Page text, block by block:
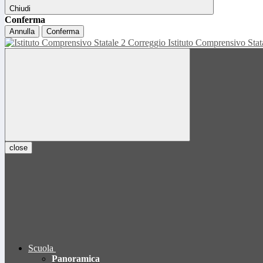
Chiudi
Conferma
Annulla Conferma
Istituto Comprensivo
close
Scuola
Panoramica